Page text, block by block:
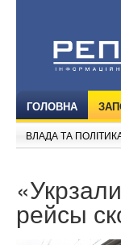
ГОЛОВНА
ВЛАДА ТА
рейсы